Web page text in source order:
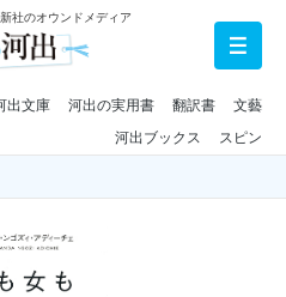
社のオウンドメディア
出文庫 河出の実用書 翻訳書
文藝
河出ブックス
スピン